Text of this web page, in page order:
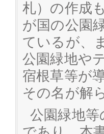
札）の作成
が国の公園
ているが、
公園緑地や
宿根草等が
その名が解
公園緑地